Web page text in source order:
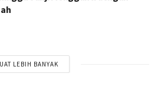
LEBIH BANYAK